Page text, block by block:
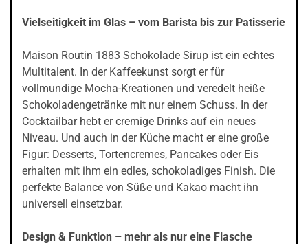
Vielseitigkeit im Glas – vom Barista bis zur Patisserie
Maison Routin 1883 Schokolade Sirup ist ein echtes
Multitalent. In der Kaffeekunst sorgt er für
vollmundige Mocha-Kreationen und veredelt heiße
Schokoladengetränke mit nur einem Schuss. In der
Cocktailbar hebt er cremige Drinks auf ein neues
Niveau. Und auch in der Küche macht er eine große
Figur: Desserts, Tortencremes, Pancakes oder Eis
erhalten mit ihm ein edles, schokoladiges Finish. Die
perfekte Balance von Süße und Kakao macht ihn
universell einsetzbar.
Design & Funktion – mehr als nur eine Flasche